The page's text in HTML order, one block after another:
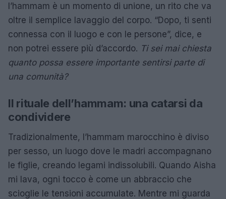
l’hammam è un momento di unione, un rito che va
oltre il semplice lavaggio del corpo. “Dopo, ti senti
connessa con il luogo e con le persone”, dice, e
non potrei essere più d’accordo. Ti sei mai chiesta
quanto possa essere importante sentirsi parte di
una comunità?
Il rituale dell’hammam: una catarsi da
condividere
Tradizionalmente, l’hammam marocchino è diviso
per sesso, un luogo dove le madri accompagnano
le figlie, creando legami indissolubili. Quando Aisha
mi lava, ogni tocco è come un abbraccio che
scioglie le tensioni accumulate. Mentre mi guarda